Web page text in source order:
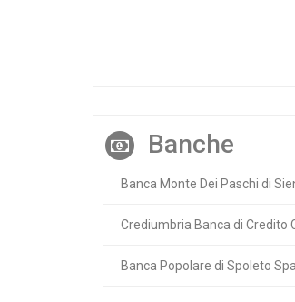
Banche
Banca Monte Dei Paschi di
Crediumbria Banca di Credito
Banca Popolare di Spoleto